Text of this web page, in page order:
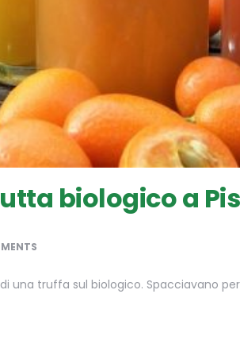
biologico a
una truffa sul biologico. Spacciavano